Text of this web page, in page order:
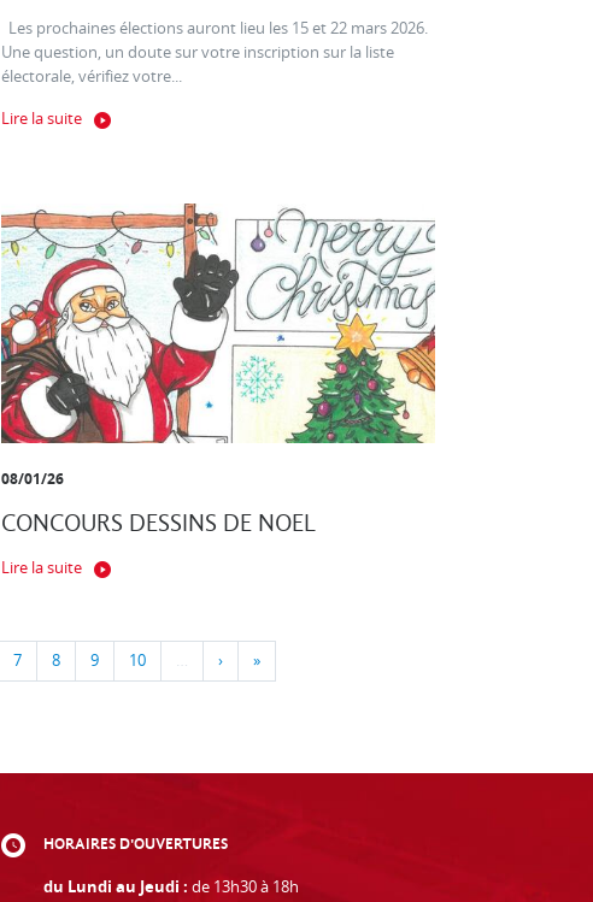
Les prochaines élections auront lieu les 15 et 22 mars 2026.
Une question, un doute sur votre inscription sur la liste
électorale, vérifiez votre...
Lire la suite
08/01/26
CONCOURS DESSINS DE NOEL
Lire la suite
7 8 9 10 … › »
HORAIRES D'OUVERTURES
du Lundi au Jeudi : de 13h30 à 18h